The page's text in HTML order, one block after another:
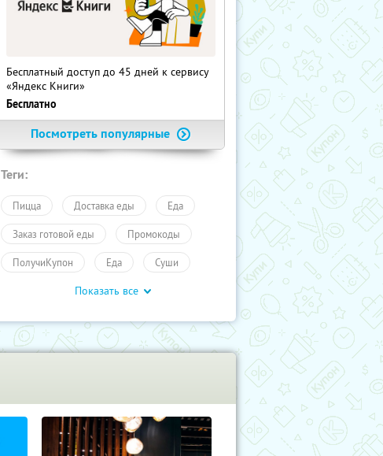
Бесплатный доступ до 45 дней к сервису
«Яндекс Книги»
Бесплатно
Посмотреть популярные
Теги:
Пицца Доставка еды Еда
Заказ готовой еды Промокоды
ПолучиКупон Еда Суши
Показать все